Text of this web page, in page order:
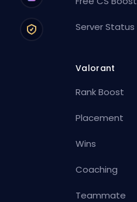
Server Status
Valorant
Rank Boost
Placement
Wins
Coaching
Teammate